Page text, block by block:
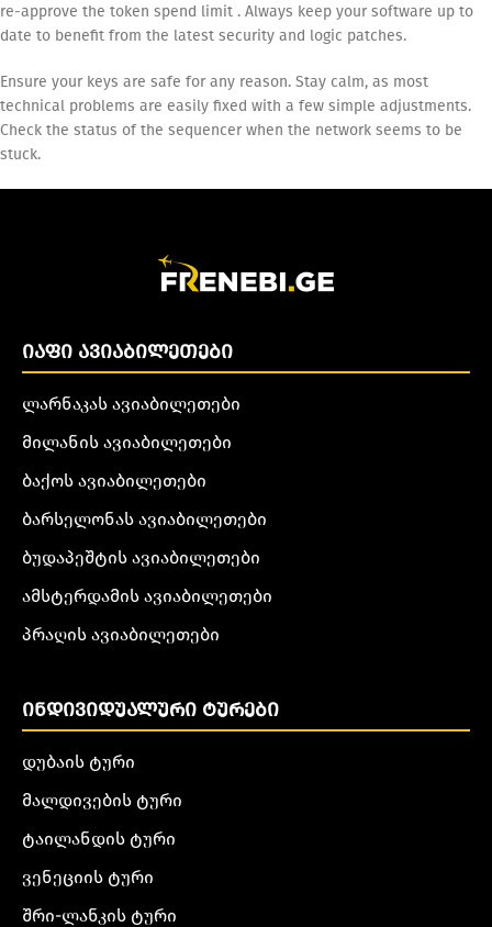
re-approve the token spend limit . Always keep your software up to
date to benefit from the latest security and logic patches.
Ensure your keys are safe for any reason. Stay calm, as most
technical problems are easily fixed with a few simple adjustments.
Check the status of the sequencer when the network seems to be
stuck.
ᲘᲐᲤᲘ ᲐᲕᲘᲐᲑᲘᲚᲔᲗᲔᲑᲘ
ლარნაკას ავიაბილეთები
მილანის ავიაბილეთები
ბაქოს ავიაბილეთები
ბარსელონას ავიაბილეთები
ბუდაპეშტის ავიაბილეთები
ამსტერდამის ავიაბილეთები
პრაღის ავიაბილეთები
ᲘᲜᲓᲘᲕᲘᲓᲣᲐᲚᲣᲠᲘ ᲢᲣᲠᲔᲑᲘ
დუბაის ტური
მალდივების ტური
ტაილანდის ტური
ვენეციის ტური
შრი-ლანკის ტური